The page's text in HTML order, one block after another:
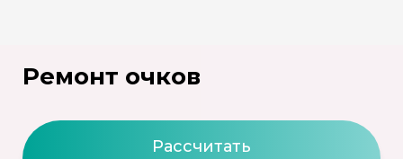
Ремонт очков
Рассчитать